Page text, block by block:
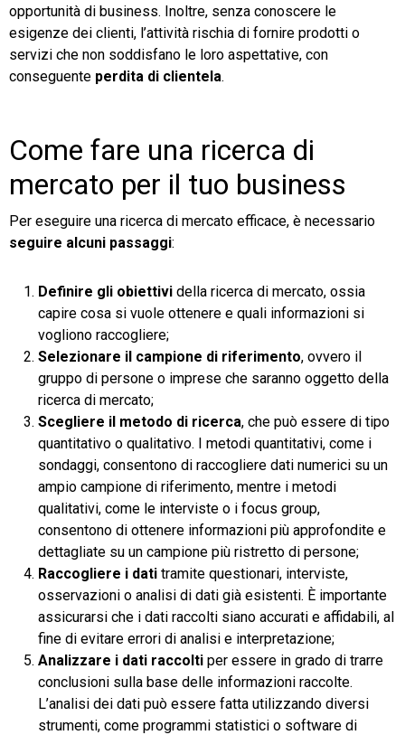
opportunità di business. Inoltre, senza conoscere le
esigenze dei clienti, l’attività rischia di fornire prodotti o
servizi che non soddisfano le loro aspettative, con
conseguente perdita di clientela.
Come fare una ricerca di
mercato per il tuo business
Per eseguire una ricerca di mercato efficace, è necessario
seguire alcuni passaggi:
Definire gli obiettivi della ricerca di mercato, ossia
capire cosa si vuole ottenere e quali informazioni si
vogliono raccogliere;
Selezionare il campione di riferimento, ovvero il
gruppo di persone o imprese che saranno oggetto della
ricerca di mercato;
Scegliere il metodo di ricerca, che può essere di tipo
quantitativo o qualitativo. I metodi quantitativi, come i
sondaggi, consentono di raccogliere dati numerici su un
ampio campione di riferimento, mentre i metodi
qualitativi, come le interviste o i focus group,
consentono di ottenere informazioni più approfondite e
dettagliate su un campione più ristretto di persone;
Raccogliere i dati tramite questionari, interviste,
osservazioni o analisi di dati già esistenti. È importante
assicurarsi che i dati raccolti siano accurati e affidabili, al
fine di evitare errori di analisi e interpretazione;
Analizzare i dati raccolti per essere in grado di trarre
conclusioni sulla base delle informazioni raccolte.
L’analisi dei dati può essere fatta utilizzando diversi
strumenti, come programmi statistici o software di